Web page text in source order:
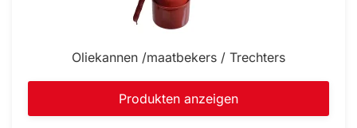
Oliekannen /maatbekers / Trechters
Produkten anzeigen